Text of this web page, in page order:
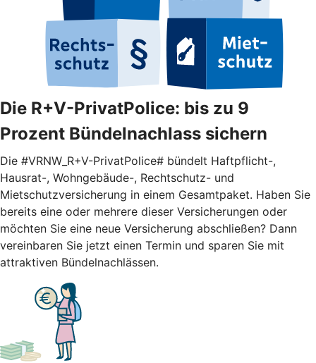
Die R+V-PrivatPolice: bis zu 9
Prozent Bündelnachlass sichern
Die #VRNW_R+V-PrivatPolice# bündelt Haftpflicht-,
Hausrat-, Wohngebäude-, Rechtschutz- und
Mietschutzversicherung in einem Gesamtpaket. Haben Sie
bereits eine oder mehrere dieser Versicherungen oder
möchten Sie eine neue Versicherung abschließen? Dann
vereinbaren Sie jetzt einen Termin und sparen Sie mit
attraktiven Bündelnachlässen.